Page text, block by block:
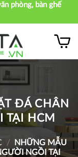
phòng, bàn ghế
ĐÁ CHÂN
TẠI HCM
/
NHỮNG MẪU
NGỒI TẠI